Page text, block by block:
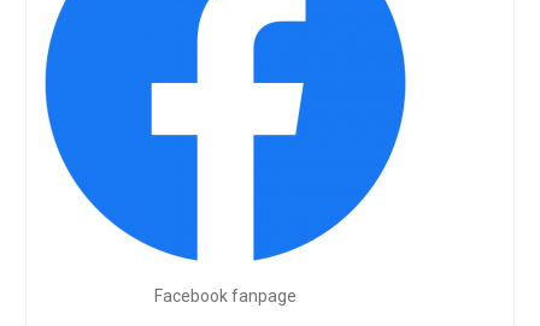
Facebook fanpage